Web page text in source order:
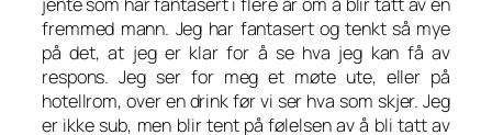
fremmed mann. Jeg har fantasert og tenkt så mye
på det, at jeg er klar for å se hva jeg kan få av
respons. Jeg ser for meg et møte ute, eller på
hotellrom, over en drink før vi ser hva som skjer. Jeg
er ikke sub, men blir tent på følelsen av å bli tatt av